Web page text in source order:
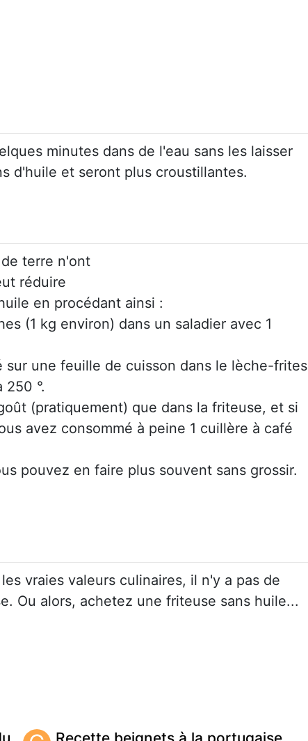
minutes dans de l'eau sans les laisser
d'huile et seront plus croustillantes.
terre n'ont
réduire
en procédant ainsi :
(1 kg environ) dans un saladier avec 1
une feuille de cuisson dans le lèche-frites
°.
(pratiquement) que dans la friteuse, et si
avez consommé à peine 1 cuillère à café
pouvez en faire plus souvent sans grossir.
vraies valeurs culinaires, il n'y a pas de
Ou alors, achetez une friteuse sans huile...